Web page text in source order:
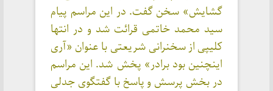
گشایش» سخن گفت. در این مراسم پیام
سید محمد خاتمی قرائت شد و در انتها
کلیپی از سخنرانی شریعتی با عنوان «آری
اینچنین بود برادر» پخش شد. این مراسم
در بخش پرسش و پاسخ با گفتگوی جدلی